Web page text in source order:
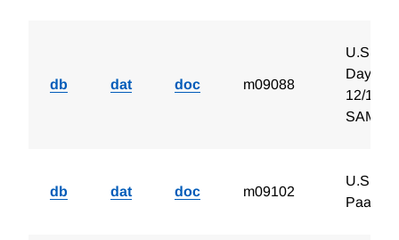
db dat doc m09088
U.S.
Days
12/
SAME
db dat doc m09102
U.S.
Paac